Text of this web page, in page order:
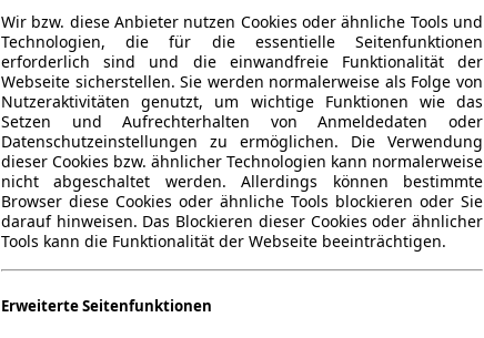
Wir bzw. diese Anbieter nutzen Cookies oder ähnliche Tools und
Technologien, die für die essentielle Seitenfunktionen
erforderlich sind und die einwandfreie Funktionalität der
Webseite sicherstellen. Sie werden normalerweise als Folge von
Nutzeraktivitäten genutzt, um wichtige Funktionen wie das
Setzen und Aufrechterhalten von Anmeldedaten oder
Datenschutzeinstellungen zu ermöglichen. Die Verwendung
dieser Cookies bzw. ähnlicher Technologien kann normalerweise
nicht abgeschaltet werden. Allerdings können bestimmte
Browser diese Cookies oder ähnliche Tools blockieren oder Sie
darauf hinweisen. Das Blockieren dieser Cookies oder ähnlicher
Tools kann die Funktionalität der Webseite beeinträchtigen.
Erweiterte Seitenfunktionen